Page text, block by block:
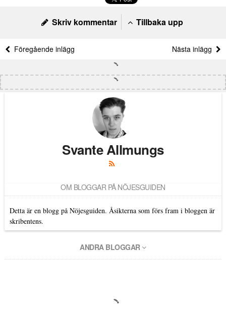
Skriv kommentar Tillbaka upp
Föregående inlägg Nästa inlägg
Svante Allmungs
OM BLOGGAR PÅ NÖJESGUIDEN
Detta är en blogg på Nöjesguiden. Åsikterna som förs fram i bloggen är
skribentens.
ANDRA BLOGGAR